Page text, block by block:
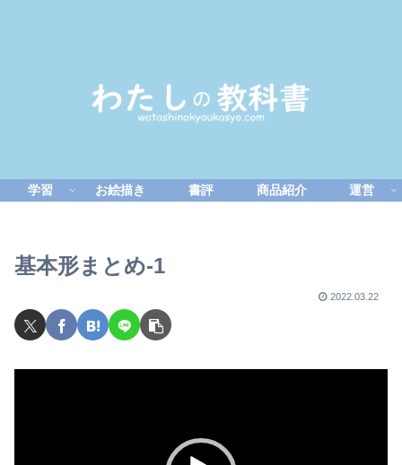
学習 お絵描き 書評 商品紹介 運営
基本形まとめ-1
2022.03.22